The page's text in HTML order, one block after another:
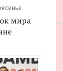
мира